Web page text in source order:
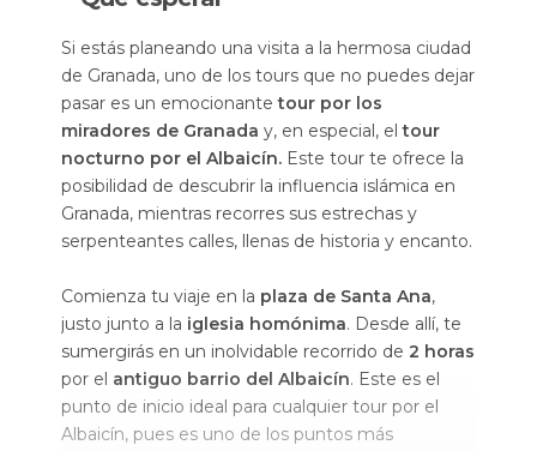
Si estás planeando una visita a la hermosa ciudad
de Granada, uno de los tours que no puedes dejar
pasar es un emocionantetour por los
miradores de Granada y, en especial, eltour
nocturno por el Albaicín. Este tour te ofrece la
posibilidad de descubrir la influencia islámica en
Granada, mientras recorres sus estrechas y
serpenteantes calles, llenas de historia y encanto.
Comienza tu viaje en la plaza de Santa Ana,
justo junto a la iglesia homónima. Desde allí, te
sumergirás en un inolvidable recorrido de 2 horas
por el antiguo barrio del Albaicín. Este es el
punto de inicio ideal para cualquier tour por el
Albaicín, pues es uno de los puntos más